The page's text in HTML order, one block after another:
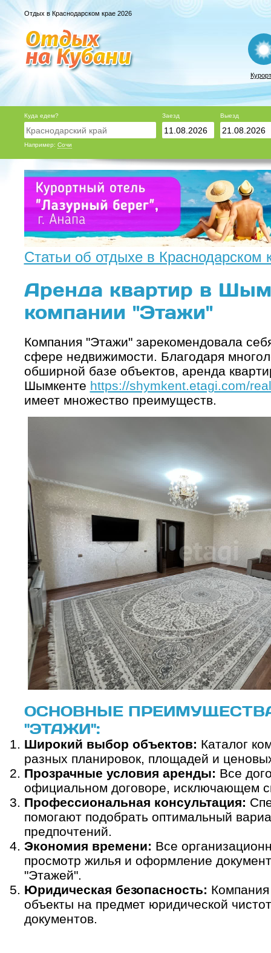
Отдых в Краснодарском крае 2026
Куда едем?
Например: Сочи
Заезд Выезд
Статьи об отдыхе в Краснодарском
Аренда квартир в
компании "Этажи"
Компания "Этажи" зарекомендовала
сфере недвижимости. Благодаря
обширной базе объектов, аренда
Шымкенте https://shymkent.etagi.com/
имеет множество преимуществ.
ОСНОВНЫЕ
"ЭТАЖИ":
Широкий выбор объектов: Каталог
разных планировок, площадей и
Прозрачные условия аренды: Все
официальном договоре, исключающем
Профессиональная консультация:
помогают подобрать оптимальный
предпочтений.
Экономия времени: Все
просмотр жилья и оформление
"Этажей".
Юридическая безопасность:
объекты на предмет юридической
документов.